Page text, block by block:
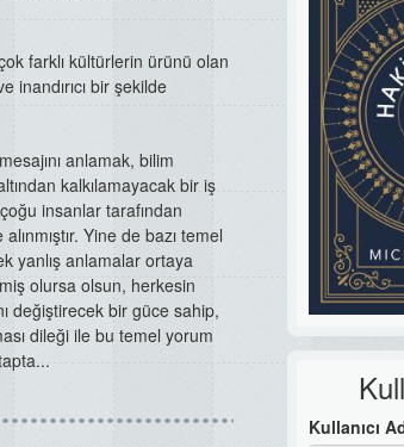
Kullanıcı
farklı kültürlerin ürünü olan
inandırıcı bir şekilde
anlamak, bilim
kalkılamayacak bir iş
insanlar tarafından
Yine de bazı temel
yanlış anlamalar ortaya
olursa olsun, herkesin
değiştirecek bir güce sahip,
dileği ile bu temel yorum